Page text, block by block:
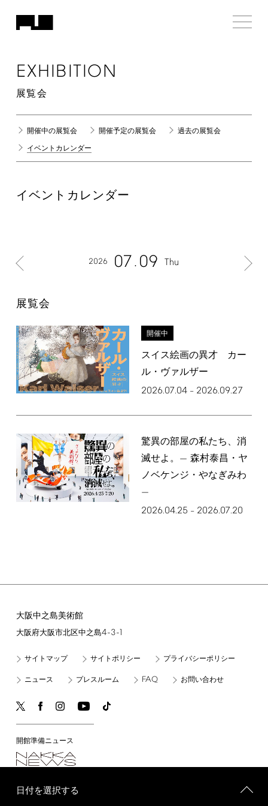
EXHIBITION
展覧会
開催中の展覧会 開催予定の展覧会 過去の展覧会
イベントカレンダー
イベントカレンダー
2026 07 09 Thu
展覧会
開催中
スイス絵画の異才 カー
ル・ヴァルザー
2026.07.04– 2026.09.27
驚異の部屋の私たち、消
滅せよ。— 森村泰昌・ヤ
ノベケンジ・やなぎみわ
—
2026.04.25 – 2026.07.20
日付を選択する
大阪中之島美術館
大阪府大阪市北区中之島4-3-1
サイトマップ サイトポリシー プライバシーポリシー
ニュース プレスルーム FAQ お問い合わせ
開館準備ニュース
Copyright©2021 Nakanoshima